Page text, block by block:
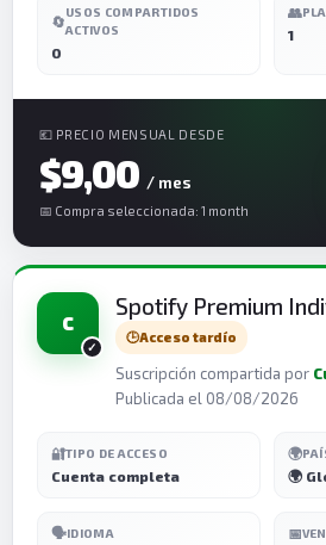
🔄
USOS COMPARTIDOS
ACTIVOS
0
👥
1
💶 PRECIO MENSUAL DESDE
$9,00 / mes
📅 Compra seleccionada: 1 month
C
Spotify Premium
🕒Acceso tardío
Suscripción compartida por
Publicada el 08/08/2026
🔐TIPO DE ACCESO
Cuenta completa
🌍
🌍
🗣️IDIOMA 📅